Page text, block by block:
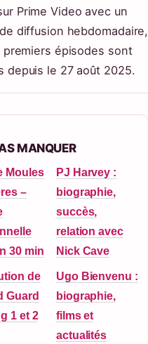
Prime Video avec un
diffusion hebdomadaire,
épisodes sont
depuis le 27 août 2025.
MANQUER
Moules
–
30 min
PJ Harvey :
biographie,
succès,
relation avec
Nick Cave
de
Guard
1 et 2
Ugo Bienvenu :
biographie,
films et
actualités